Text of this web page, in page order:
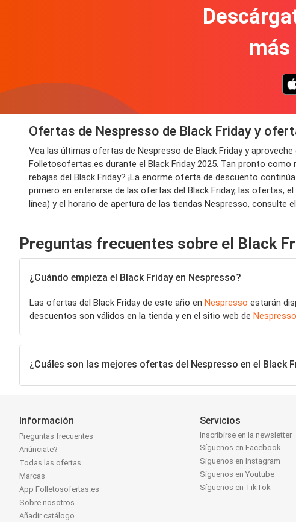
Ofertas de Nespresso de Black Friday y
Vea las últimas ofertas de Nespresso de Black Friday y
Folletosofertas.es durante el Black Friday 2025. Tan pronto
rebajas del Black Friday? ¡La enorme oferta de descuento
primero en enterarse de las ofertas del Black Friday, las ofertas,
línea) y el horario de apertura de las tiendas Nespresso, consulte el
Preguntas frecuentes sobre el Black
¿Cuándo empieza el Black Friday en Nespresso?
Las ofertas del Black Friday de este año en Nespresso estarán
descuentos son válidos en la tienda y en el sitio web de Nespresso
¿Cuáles son las mejores ofertas del Nespresso en el Black
Información
Preguntas frecuentes
Anúnciate?
Todas las ofertas
Marcas
App Folletosofertas.es
Sobre nosotros
Añadir catálogo
Servicios
Inscribirse en la newsletter
Síguenos en Facebook
Síguenos en Instagram
Síguenos en Youtube
Síguenos en TikTok